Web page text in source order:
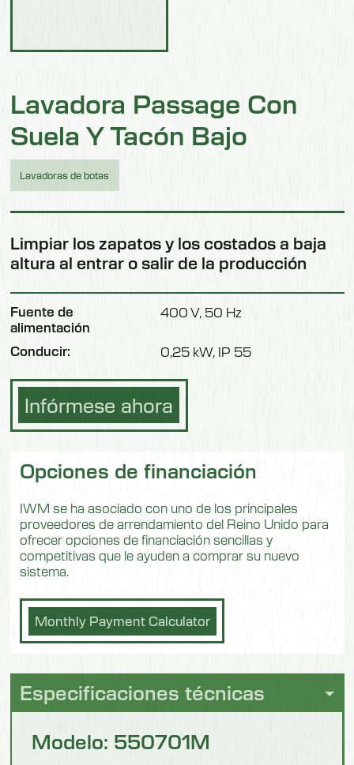
Lavadora Passage Con
Suela Y Tacón Bajo
Lavadoras de botas
Limpiar los zapatos y los costados a baja
altura al entrar o salir de la producción
Fuente de
alimentación
400 V, 50 Hz
Conducir: 0,25 kW, IP 55
Infórmese ahora
Opciones de financiación
IWM se ha asociado con uno de los principales
proveedores de arrendamiento del Reino Unido para
ofrecer opciones de financiación sencillas y
competitivas que le ayuden a comprar su nuevo
sistema.
Monthly Payment Calculator
Especificaciones técnicas
Modelo: 550701M